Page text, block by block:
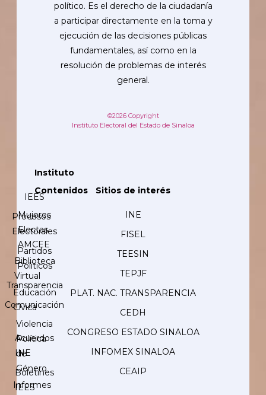
político. Es el derecho de la ciudadanía
a participar directamente en la toma y
ejecución de las decisiones públicas
fundamentales, así como en la
resolución de problemas de interés
general.
©2026 Copyright
Instituto Electoral del Estado de Sinaloa
Instituto
IEES
Procesos
Electorales
Partidos
Políticos
Transparencia
Comunicación
Acuerdos
INE
Boletines
IEES
Contenidos
Mujeres
Electas
AMCEE
Biblioteca
Virtual
Educación
Cívica
Violencia
Política
de
Género
Informes
Sitios de interés
INE
FISEL
TEESIN
TEPJF
PLAT. NAC. TRANSPARENCIA
CEDH
CONGRESO ESTADO SINALOA
INFOMEX SINALOA
CEAIP